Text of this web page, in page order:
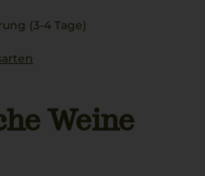
(3-4 Tage)
Weine